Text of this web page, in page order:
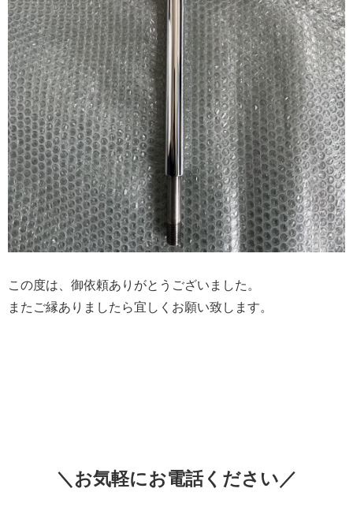
この度は、御依頼ありがとうございました。
またご縁ありましたら宜しくお願い致します。
＼お気軽にお電話ください／